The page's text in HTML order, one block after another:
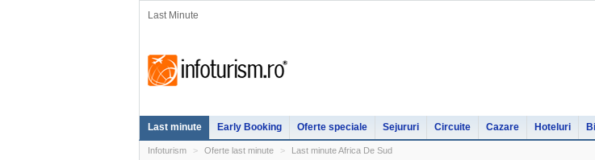
Last Minute
Last minute Early Booking Oferte speciale Sejururi Circuite Cazare Hoteluri
Infoturism Oferte last minute Last minute Africa De Sud